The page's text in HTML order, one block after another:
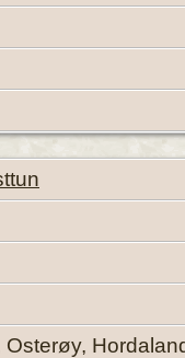
Osterøy,